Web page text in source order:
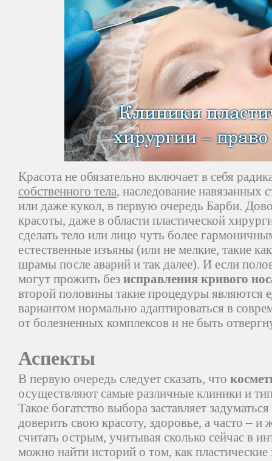
Красота не обязательно включает в себя
собственного тела, наследование навязанных
или даже кукол, в первую очередь Барби.
красоты, даже в области пластической
сделать тело или лицо чуть более
естественные изъяны (или не мелкие, такие
шрамы после аварий и так далее). И если
могут прожить без исправления кривого
второй половины такие процедуры
вариантом нормально адаптироваться в
от болезненных комплексов и не быть
Аспекты
В первую очередь следует сказать, что
осуществляют самые различные клиники и
Такое богатство выбора заставляет
доверить свою красоту, здоровье, а часто –
считать острым, учитывая сколько сейчас в
можно найти историй о том, как